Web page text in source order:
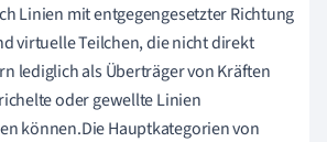
Linien mit entgegengesetzter Richtung
virtuelle Teilchen, die nicht direkt
lediglich als Überträger von Kräften
oder gewellte Linien
können.Die Hauptkategorien von